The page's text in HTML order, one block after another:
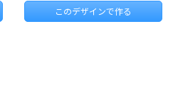
このデザインで作る